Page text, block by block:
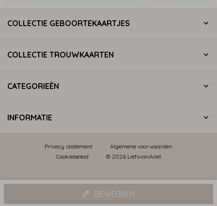
BEWERKEN
COLLECTIE GEBOORTEKAARTJES
COLLECTIE TROUWKAARTEN
CATEGORIEËN
INFORMATIE
Privacy statement
Algemene voorwaarden
Cookiebeleid
© 2026 LiefsvanAnet